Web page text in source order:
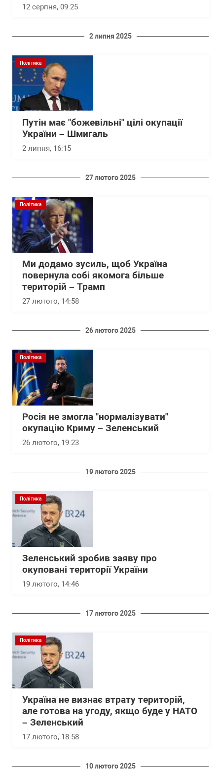
12 серпня, 09:25
2 липня 2025
Політика
Путін має "божевільні" цілі окупації
України – Шмигаль
2 липня, 16:15
27 лютого 2025
Політика
Ми додамо зусиль, щоб Україна
повернула собі якомога більше
територій – Трамп
27 лютого, 14:58
26 лютого 2025
Політика
Росія не змогла "нормалізувати"
окупацію Криму – Зеленський
26 лютого, 19:23
19 лютого 2025
Політика
Зеленський зробив заяву про
окуповані території України
19 лютого, 14:46
17 лютого 2025
Політика
Україна не визнає втрату територій,
але готова на угоду, якщо буде у НАТО
– Зеленський
17 лютого, 18:58
10 лютого 2025